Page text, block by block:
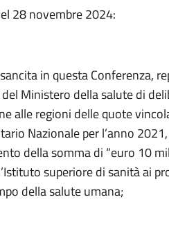
28 novembre 2024:
in questa Conferenza,
Ministero della salute di
alle regioni delle quote
Nazionale per l’anno
della somma di “euro 10
superiore di sanità ai
della salute umana;